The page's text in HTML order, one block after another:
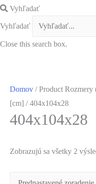
Vyhľadať
Vyhľadať
Close this search box.
Domov / Product
[cm] / 404x104x28
404x104x28
Zobrazujú sa všetky 2